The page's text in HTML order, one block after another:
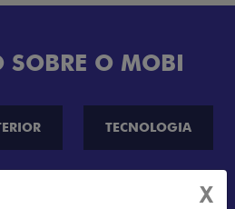
SOBRE O MOBI
TECNOLOGIA
X